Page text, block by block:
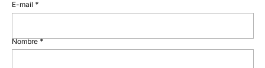
E-mail *
Nombre*